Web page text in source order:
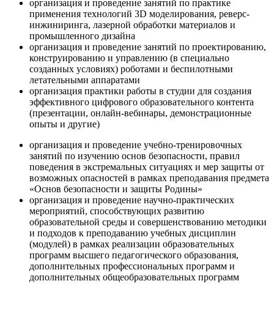
организация и проведение занятий по практике
применения технологий 3D моделирования, реверс-
инжиниринга, лазерной обработки материалов и
промышленного дизайна
организация и проведение занятий по проектированию,
конструированию и управлению (в специально
созданных условиях) роботами и беспилотными
летательными аппаратами
организация практики работы в студии для создания
эффективного цифрового образовательного контента
(презентации, онлайн-вебинары, демонстрационные
опыты и другие)
организация и проведение учебно-тренировочных
занятий по изучению основ безопасности, правил
поведения в экстремальных ситуациях и мер защиты от
возможных опасностей в рамках преподавания предмета
«Основ безопасности и защиты Родины»
организация и проведение научно-практических
мероприятий, способствующих развитию
образовательной среды и совершенствованию методики
и подходов к преподаванию учебных дисциплин
(модулей) в рамках реализации образовательных
программ высшего педагогического образования,
дополнительных профессиональных программ и
дополнительных общеобразовательных программ